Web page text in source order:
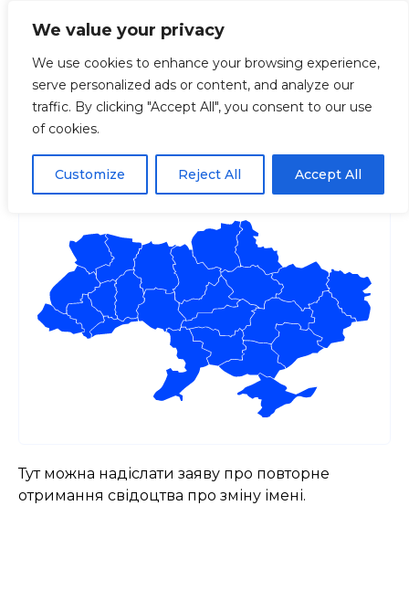
We value your privacy
We use cookies to enhance your browsing experience,
serve personalized ads or content, and analyze our
traffic. By clicking "Accept All", you consent to our use
of cookies.
Customize Reject All Accept All
Головна Повторна видача свідоцтва про зміну
Повторна видача
свідоцтва про зміну імені
Тут можна надіслати заяву про повторне
отримання свідоцтва про зміну імені.